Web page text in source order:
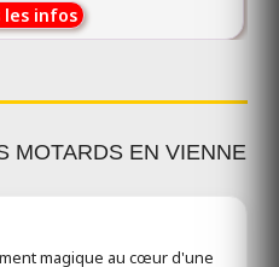
les infos
MOTARDS EN VIENNE
magique au cœur d'une